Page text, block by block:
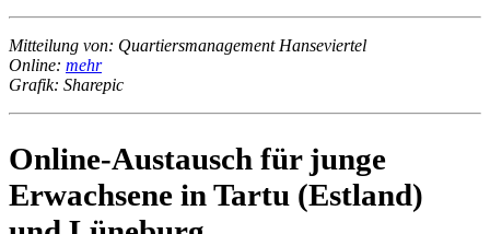
Mitteilung von: Quartiersmanagement Hanseviertel
Online: mehr
Grafik: Sharepic
Online-Austausch für junge
Erwachsene in Tartu (Estland)